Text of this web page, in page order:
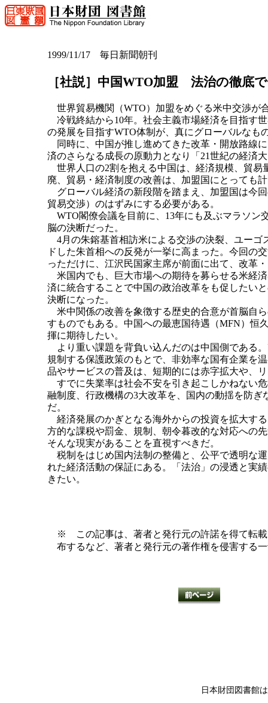
1999/11/17 毎日新聞朝刊
［社説］中国WTO加盟 法治の徹底
世界貿易機関（WTO）加盟をめぐる米中交渉が
冷戦終結から10年。社会主義市場経済を目指す
の発展を目指すWTO体制が、真にグローバルなも
同時に、中国が推し進めてきた改革・開放路線
済のさらなる成長の原動力となり「21世紀の経済
世界人口の2割を抱える中国は、経済規模、貿易
廃、貿易・経済制度の改善は、加盟国にとっても
グローバル経済の新段階を踏まえ、加盟国は今
貿易交渉）のはずみにする必要がある。
WTO閣僚会議を目前に、13年にも及ぶマラソン
脳の決断だった。
4月の朱鎔基首相訪米による交渉の決裂、ユーゴ
ドした朱首相への反発が一挙に高まった。今回の
っただけに、江沢民国家主席が前面に出て、改革
米国内でも、巨大市場への期待を募らせる米経
済に統合することで中国の政治改革をも促したい
決断になった。
米中関係の改善を象徴する歴史的合意が首脳自
すものでもある。中国への最恵国待遇（MFN）恒
揮に期待したい。
より重い課題を背負い込んだのは中国側である
規制する保護政策のもとで、非効率な国有企業を
品やサービスの普及は、短期的には赤字拡大や、
すでに失業率は社会不安を引き起こしかねない
融制度、行政機構の3大改革を、国内の動揺を防
だ。
経済発展のかぎとなる海外からの投資を拡大す
方的な課税や罰金、規制、朝令暮改的な対応への
そんな現実があることを直視すべきだ。
税制をはじめ国内法制の整備と、公平で透明な
れた経済活動の保証にある。「法治」の浸透と実
きたい。
※ この記事は、著者と発行元の許諾を得て転
布するなど、著者と発行元の著作権を侵害する
日本財団図書館